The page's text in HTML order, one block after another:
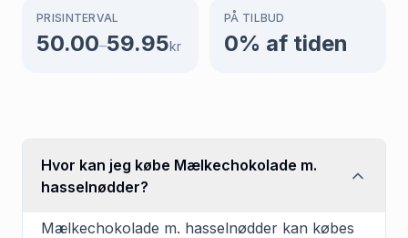
PRISINTERVAL
50.00–59.95kr
PÅ TILBUD
0% af tiden
Hvor kan jeg købe Mælkechokolade m.
hasselnødder?
Mælkechokolade m. hasselnødder kan købes